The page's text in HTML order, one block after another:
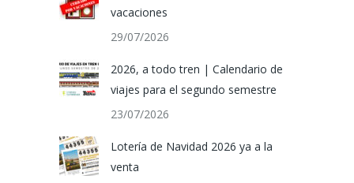
vacaciones
29/07/2026
2026, a todo tren | Calendario de
viajes para el segundo semestre
23/07/2026
Lotería de Navidad 2026 ya a la
venta